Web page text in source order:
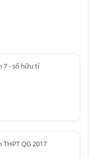
7 - số hữu tỉ
THPT QG 2017